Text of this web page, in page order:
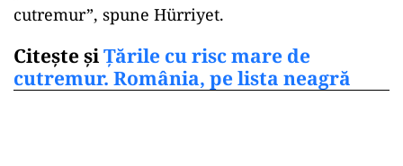
cutremur”, spune Hürriyet.
Citește șiȚările cu risc mare de
cutremur. România, pe lista neagră